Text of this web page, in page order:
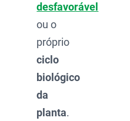
desfavorável
ou o
próprio
ciclo
biológico
da
planta.